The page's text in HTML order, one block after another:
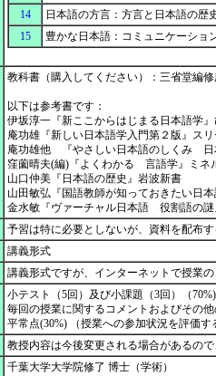
14
日本語の方言：方言と日本語の歴
15
豊かな日本語：コミュニケーシ
教科書（購入してください）：三省堂編
以下は参考書です：
伊坂淳一『新ここからはじまる日本語学
庵功雄『新しい日本語学入門第２版』ス
庵功雄他 『やさしい日本語のしくみ 日
窪薗晴夫(編)『よくわかる 言語学』ミネ
山口仲美『日本語の歴史』岩波新書
山田敏弘『国語教師が知っておきたい日
金水敏『ヴァーチャル日本語 役割語の謎
予習は特に必要としないが、資料を配布
講義形式
講義形式ですが、インターネットで授業
小テスト（5回）及び小課題（3回）（70%)
毎回の授業に関するコメントおよびその他
平常点(30%) （授業への参加状況を評価す
教授内容は今後変更される場合があるの
千葉大学大学院修了 博士（学術）